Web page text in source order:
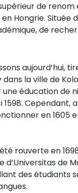
de
Hongrie.
de
aujourd’hui,
la ville de
éducation de
Cependant,
en 1605
rouverte en
de
des étudiants